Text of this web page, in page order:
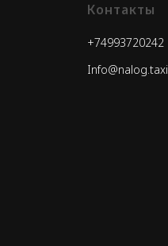
Контакты
+74993720242
Info@nalog.taxi